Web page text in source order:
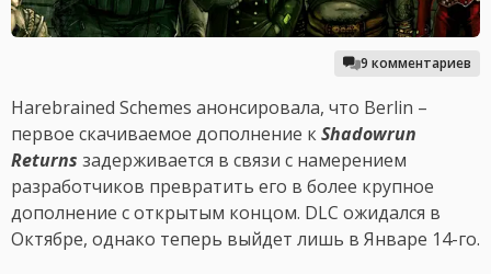
9 комментариев
Harebrained Schemes анонсировала, что Berlin –
первое скачиваемое дополнение кShadowrun
Returns задерживается в связи с намерением
разработчиков превратить его в более крупное
дополнение с открытым концом. DLC ожидался в
Октябре, однако теперь выйдет лишь в Январе 14-го.